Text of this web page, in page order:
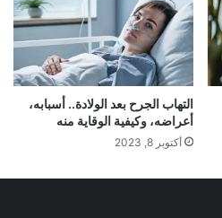
التهاب الجرح بعد الولادة.. أسبابه،
أعراضه، وكيفية الوقاية منه
أكتوبر 8, 2023